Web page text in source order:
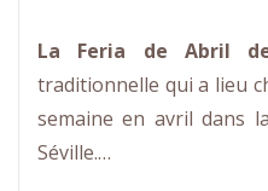
La Feria de Abril
traditionnelle qui a lieu
semaine en avril dans
Séville.…